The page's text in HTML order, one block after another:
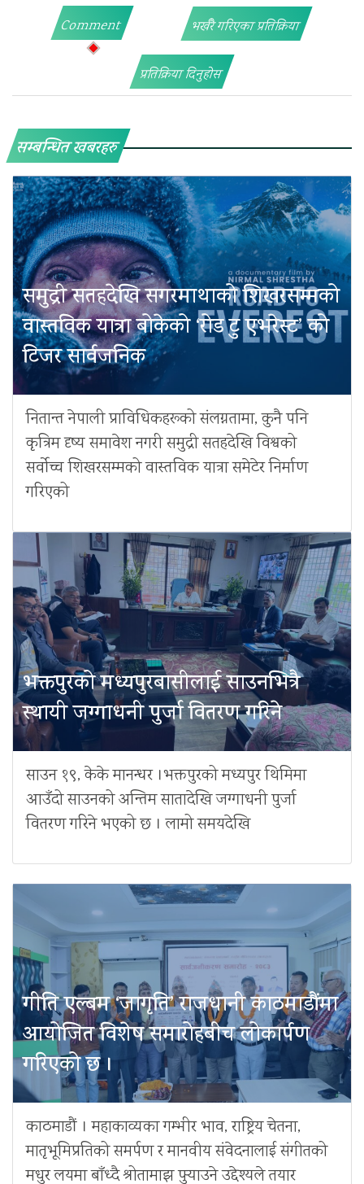
Comment भर्खरै गरिएका प्रतिक्रिया
प्रतिक्रिया दिनुहोस
सम्बन्धित खबरहरु
समुद्री सतहदेखि सगरमाथाको शिखरसम्मको
वास्तविक यात्रा बोकेको ‘रोड टु एभरेस्ट’ को
टिजर सार्वजनिक
नितान्त नेपाली प्राविधिकहरूको संलग्नतामा, कुनै पनि
कृत्रिम दृष्य समावेश नगरी समुद्री सतहदेखि विश्वको
सर्वोच्च शिखरसम्मको वास्तविक यात्रा समेटेर निर्माण
गरिएको
भक्तपुरको मध्यपुरबासीलाई साउनभित्रै
स्थायी जग्गाधनी पुर्जा वितरण गरिने
साउन १९, केके मानन्धर ।भक्तपुरको मध्यपुर थिमिमा
आउँदो साउनको अन्तिम सातादेखि जग्गाधनी पुर्जा
वितरण गरिने भएको छ । लामो समयदेखि
गीति एल्बम ‘जागृति’ राजधानी काठमाडौंमा
आयोजित विशेष समारोहबीच लोकार्पण
गरिएको छ ।
काठमाडौं । महाकाव्यका गम्भीर भाव, राष्ट्रिय चेतना,
मातृभूमिप्रतिको समर्पण र मानवीय संवेदनालाई संगीतको
मधुर लयमा बाँध्दै श्रोतामाझ पुर्‍याउने उद्देश्यले तयार